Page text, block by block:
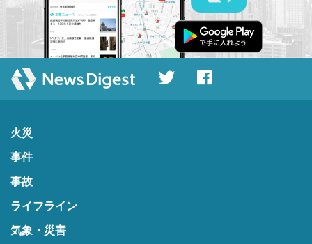
火災
事件
事故
ライフライン
気象・災害